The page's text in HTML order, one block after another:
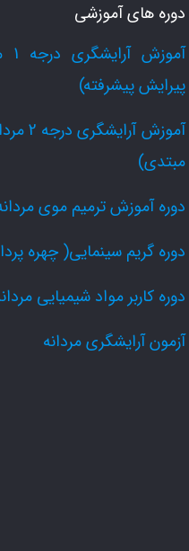
دوره های آموزشی
پیرایش پیشرفته)
آموزش
مبتدی)
دوره آموزش ترمیم موی
دوره گریم سینمایی( چهره
دوره کاربر مواد شیمیایی
آزمون آرایشگری مردانه